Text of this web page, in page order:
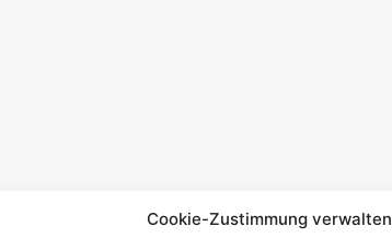
Cookie-Zustimmung verwalten